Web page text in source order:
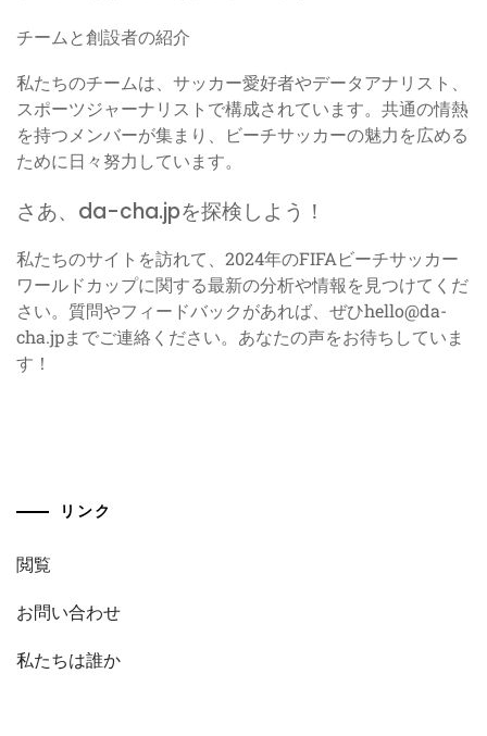
チームと創設者の紹介
私たちのチームは、サッカー愛好者やデータアナリスト、
スポーツジャーナリストで構成されています。共通の情熱
を持つメンバーが集まり、ビーチサッカーの魅力を広める
ために日々努力しています。
さあ、da-cha.jpを探検しよう！
私たちのサイトを訪れて、2024年のFIFAビーチサッカー
ワールドカップに関する最新の分析や情報を見つけてくだ
さい。質問やフィードバックがあれば、ぜひhello@da-
cha.jpまでご連絡ください。あなたの声をお待ちしていま
す！
リンク
閲覧
お問い合わせ
私たちは誰か